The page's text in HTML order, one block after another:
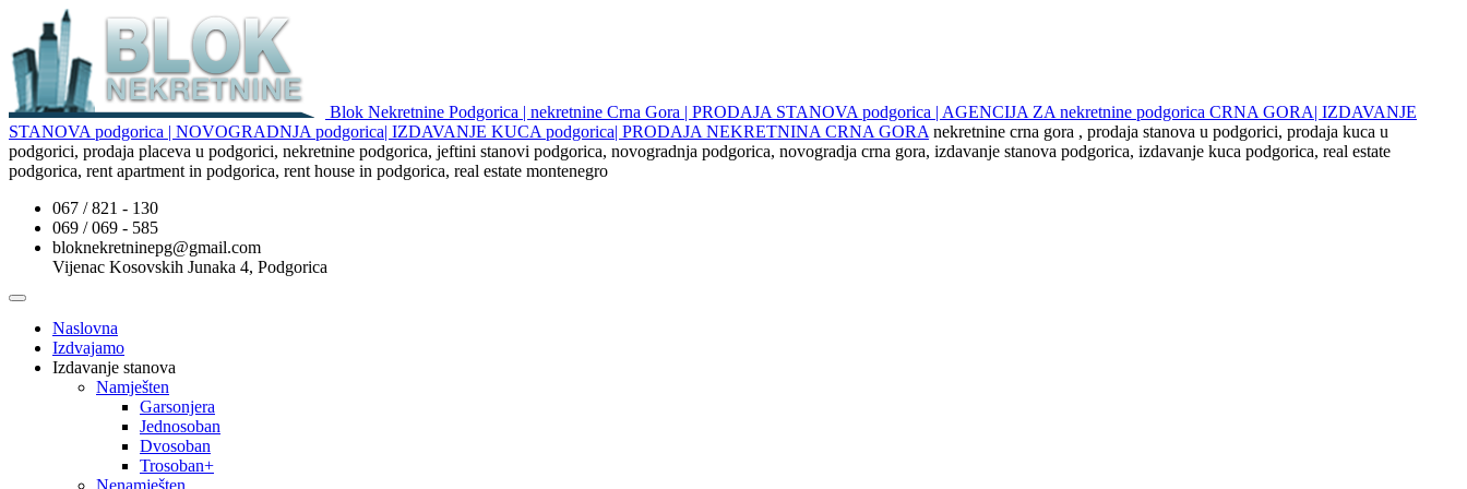
Blok Nekretnine Podgorica | nekretnine Crna Gora | PRODAJA STANOVA podgorica | AGENCIJA ZA nekretnine podgorica CRNA GORA| IZDAVANJE
STANOVA podgorica | NOVOGRADNJA podgorica| IZDAVANJE KUCA podgorica| PRODAJA NEKRETNINA CRNA GORA nekretnine crna gora , prodaja stanova u podgorici, prodaja kuca u
podgorici, prodaja placeva u podgorici, nekretnine podgorica, jeftini stanovi podgorica, novogradnja podgorica, novogradja crna gora, izdavanje stanova podgorica, izdavanje kuca podgorica, real estate
podgorica, rent apartment in podgorica, rent house in podgorica, real estate montenegro
067 / 821 - 130
069 / 069 - 585
bloknekretninepg@gmail.com
Vijenac Kosovskih Junaka 4, Podgorica
Naslovna
Izdvajamo
Izdavanje stanova
Namješten
Garsonjera
Jednosoban
Dvosoban
Trosoban+
Nenamješten